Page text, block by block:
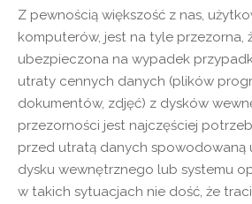
Z pewnością większość z nas,
komputerów, jest na tyle przezorna,
ubezpieczona na wypadek
utraty cennych danych (plików
dokumentów, zdjęć) z dysków
przezorności jest najczęściej
przed utratą danych spowodowaną
dysku wewnętrznego lub systemu
w takich sytuacjach nie dość, że